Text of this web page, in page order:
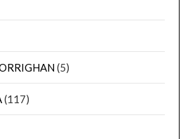
(5)
(117)